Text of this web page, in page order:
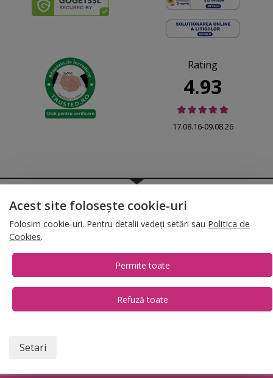
Rating
4.93
17.08.16-09.08.26
• Termene și condiții•Gestionează preferințe cookies
T:+4 0754.069.667
Acest site folosește cookie-uri
Folosim cookie-uri. Pentru detalii vedeți setări sau Politica de
Cookies.
Permite toate
Refuză toate
Setari